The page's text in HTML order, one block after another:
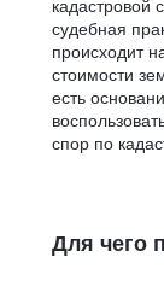
кадастровой
судебная
происходит
стоимости
есть
спор по
Для чего